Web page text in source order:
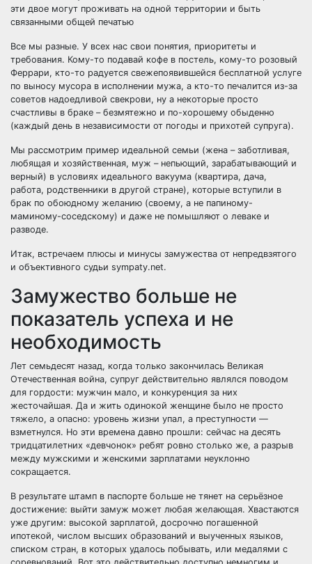
эти двое могут проживать на одной территории и быть
связанными общей печатью
Все мы разные. У всех нас свои понятия, приоритеты и
требования. Кому-то подавай кофе в постель, кому-то розовый
Феррари, кто-то радуется свежепоявившейся бесплатной услуге
по выносу мусора в исполнении мужа, а кто-то печалится из-за
советов надоедливой свекрови, ну а некоторые просто
счастливы в браке – безмятежно и по-хорошему обыденно
(каждый день в независимости от погоды и прихотей супруга).
Мы рассмотрим пример идеальной семьи (жена – заботливая,
любящая и хозяйственная, муж – непьющий, зарабатывающий и
верный) в условиях идеального вакуума (квартира, дача,
работа, родственники в другой стране), которые вступили в
брак по обоюдному желанию (своему, а не папиному-
маминому-соседскому) и даже не помышляют о леваке и
разводе.
Итак, встречаем плюсы и минусы замужества от непредвзятого
и объективного судьи sympaty.net.
Замужество больше не
показатель успеха и не
необходимость
Лет семьдесят назад, когда только закончилась Великая
Отечественная война, супруг действительно являлся поводом
для гордости: мужчин мало, и конкуренция за них
жесточайшая. Да и жить одинокой женщине было не просто
тяжело, а опасно: уровень жизни упал, а преступности —
взметнулся. Но эти времена давно прошли: сейчас на десять
тридцатилетних «девчонок» ребят ровно столько же, а разрыв
между мужскими и женскими зарплатами неуклонно
сокращается.
В результате штамп в паспорте больше не тянет на серьёзное
достижение: выйти замуж может любая желающая. Хвастаются
уже другим: высокой зарплатой, досрочно погашенной
ипотекой, числом высших образований и выученных языков,
списком стран, в которых удалось побывать, или медалями с